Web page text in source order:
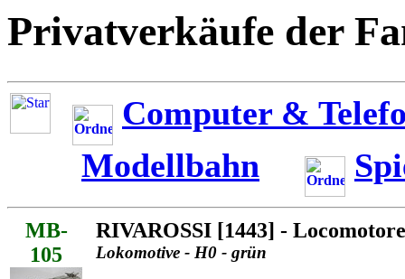
Privatverkäufe der
Computer &
Modellbahn
MB-
105
RIVAROSSI [1443] -
Lokomotive - H0 - grün